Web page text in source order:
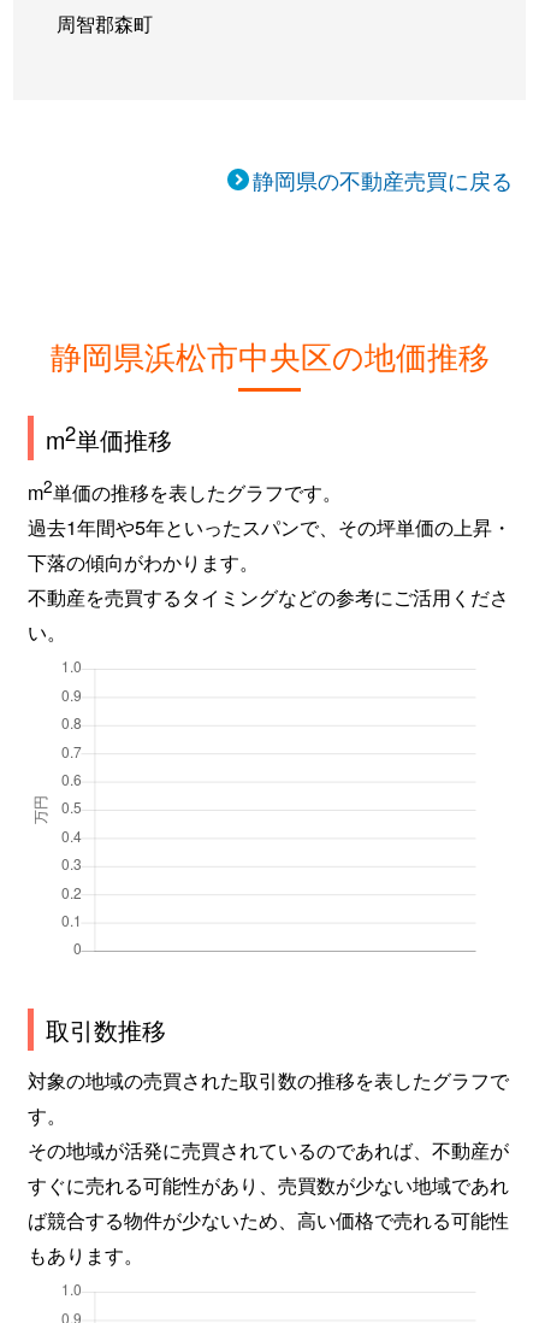
周智郡森町
静岡県の不動産売買に戻る
静岡県浜松市中央区の地価推移
m2単価推移
m2単価の推移を表したグラフです。
過去1年間や5年といったスパンで、その坪単価の上昇・
下落の傾向がわかります。
不動産を売買するタイミングなどの参考にご活用くださ
い。
取引数推移
対象の地域の売買された取引数の推移を表したグラフで
す。
その地域が活発に売買されているのであれば、不動産が
すぐに売れる可能性があり、売買数が少ない地域であれ
ば競合する物件が少ないため、高い価格で売れる可能性
もあります。